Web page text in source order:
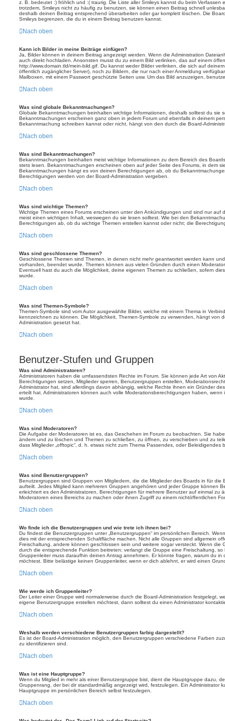
z. B. bedeutet :) fröhlich und :( traurig. Die Liste aller Smileys kannst du beim Verfassen
trotzdem, Smileys nicht zu häufig zu benutzen, sie können einen Beitrag schnell
deshalb deinen Beitrag entsprechend überarbeiten oder gar komplett löschen. Die
Smileys begrenzen, die du in einem Beitrag benutzen kannst.
Nach oben
Kann ich Bilder in meine Beiträge einfügen?
Ja, Bilder können in deinem Beitrag angezeigt werden. Wenn die Administration
auch direkt hochladen. Ansonsten musst du zu einem Bild verlinken, das auf einem
http://www.domain.tld/mein-bild.gif. Du kannst weder Bilder verlinken, die sich auf
öffentlich zugänglicher Server), noch zu Bildern, die nur nach einer Anmeldung
Mailboxen, mit einem Passwort geschützte Seiten usw. Um das Bild anzuzeigen,
Nach oben
Was sind globale Bekanntmachungen?
Globale Bekanntmachungen beinhalten wichtige Informationen, deshalb solltest du sie
Bekanntmachungen erscheinen ganz oben in jedem Forum und ebenfalls in deinem
Bekanntmachung schreiben kannst oder nicht, hängt von den durch die Board-
Nach oben
Was sind Bekanntmachungen?
Bekanntmachungen beinhalten meist wichtige Informationen zu dem Bereich des
stets lesen. Bekanntmachungen erscheinen oben auf jeder Seite des Forums, in dem
Bekanntmachungen hängt es von deinen Berechtigungen ab, ob du
Berechtigungen werden von der Board-Administration vergeben.
Nach oben
Was sind wichtige Themen?
Wichtige Themen eines Forums erscheinen unter den Ankündigungen und sind nur auf
meist einen wichtigen Inhalt, weswegen du sie lesen solltest. Wie bei den
Berechtigungen ab, ob du wichtige Themen erstellen kannst oder nicht; die
Nach oben
Was sind geschlossene Themen?
Geschlossene Themen sind Themen, in denen nicht mehr geantwortet werden kann
vorhanden, beendet wurde. Themen können aus vielen Gründen durch einen
Eventuell hast du auch die Möglichkeit, deine eigenen Themen zu schließen, sofern
wurde.
Nach oben
Was sind Themen-Symbole?
Themen-Symbole sind vom Autor ausgewählte Bilder, welche mit einem Thema in
kennzeichnen zu können. Die Möglichkeit, Themen-Symbole zu verwenden, hängt von
Administration gesetzt hat.
Nach oben
Benutzer-Stufen und Gruppen
Was sind Administratoren?
Administratoren haben die umfassendsten Rechte im Forum. Sie können jede Art von
Berechtigungen setzen, Mitglieder sperren, Benutzergruppen erstellen,
Administrator hat, sind allerdings davon abhängig, welche Rechte ihnen ein Gründer
erteilt hat. Administratoren können auch volle Moderationsberechtigungen haben,
wurde.
Nach oben
Was sind Moderatoren?
Die Aufgabe der Moderatoren ist es, das Geschehen im Forum zu beobachten. Sie
ändern und zu löschen und Themen zu schließen, zu öffnen, zu verschieben und zu
dass Mitglieder „offtopic“, d. h. etwas nicht zum Thema Passendes, oder Beleidigendes
Nach oben
Was sind Benutzergruppen?
Benutzergruppen sind Gruppen von Mitgliedern, die die Mitglieder des Boards in für die
aufteilt. Jedes Mitglied kann mehreren Gruppen angehören und jeder Gruppe können
erleichtert es den Administratoren, Berechtigungen für mehrere Benutzer auf einmal zu
Moderatoren eines Bereichs zu machen oder ihnen Zugriff zu einem nichtöffentlichen
Nach oben
Wo finde ich die Benutzergruppen und wie trete ich ihnen bei?
Du findest die Benutzergruppen unter „Benutzergruppen“ im persönlichen Bereich.
dies mit der entsprechenden Schaltfläche machen. Nicht alle Gruppen sind allgemein
Freischaltung, andere können geschlossen sein und weitere sogar versteckt. Wenn die
durch die entsprechende Funktion beitreten; verlangt die Gruppe eine Freischaltung,
Gruppenleiter muss daraufhin deinen Antrag annehmen. Er könnte fragen, warum du in
möchtest. Bitte belästige keinen Gruppenleiter, wenn er dich ablehnt, er wird einen
Nach oben
Wie werde ich Gruppenleiter?
Der Leiter einer Gruppe wird normalerweise durch die Board-Administration festgelegt,
eigene Benutzergruppe erstellen möchtest, dann solltest du einen Administrator
Nach oben
Weshalb werden verschiedene Benutzergruppen farbig dargestellt?
Es ist der Board-Administration möglich, den Benutzergruppen verschiedene Farben
zu identifizieren sind.
Nach oben
Was ist eine Hauptgruppe?
Wenn du Mitglied in mehr als einer Benutzergruppe bist, dient die Hauptgruppe dazu,
Gruppenrang, der bei dir standardmäßig angezeigt wird, festzulegen. Ein Administrator
Hauptgruppe im persönlichen Bereich selbst festzulegen.
Nach oben